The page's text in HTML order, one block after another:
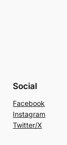
Social
Facebook
Instagram
Twitter/X